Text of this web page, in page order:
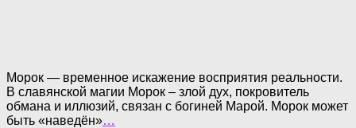
Морок — временное искажение восприятия реальности.
В славянской магии Морок – злой дух, покровитель
обмана и иллюзий, связан с богиней Марой. Морок может
быть «наведён»…